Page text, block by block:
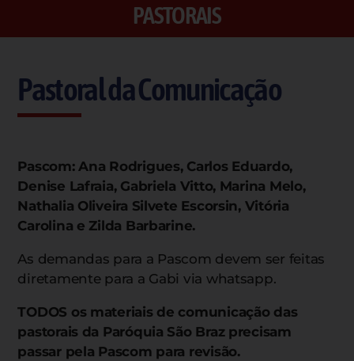
PASTORAIS
Pastoral da Comunicação
Pascom: Ana Rodrigues, Carlos Eduardo,
Denise Lafraia, Gabriela Vitto, Marina Melo,
Nathalia Oliveira Silvete Escorsin, Vitória
Carolina e Zilda Barbarine.
As demandas para a Pascom devem ser feitas
diretamente para a Gabi via whatsapp.
TODOS os materiais de comunicação das
pastorais da Paróquia São Braz precisam
passar pela Pascom para revisão.